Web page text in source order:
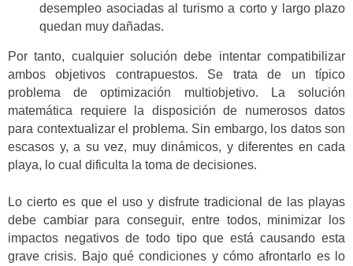
desempleo asociadas al turismo a corto y largo plazo
quedan muy dañadas.
Por tanto, cualquier solución debe intentar compatibilizar
ambos objetivos contrapuestos. Se trata de un típico
problema de optimización multiobjetivo. La solución
matemática requiere la disposición de numerosos datos
para contextualizar el problema. Sin embargo, los datos son
escasos y, a su vez, muy dinámicos, y diferentes en cada
playa, lo cual dificulta la toma de decisiones.
Lo cierto es que el uso y disfrute tradicional de las playas
debe cambiar para conseguir, entre todos, minimizar los
impactos negativos de todo tipo que está causando esta
grave crisis. Bajo qué condiciones y cómo afrontarlo es lo